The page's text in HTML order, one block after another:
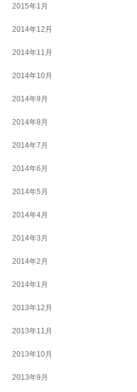
2015年1月
2014年12月
2014年11月
2014年10月
2014年9月
2014年8月
2014年7月
2014年6月
2014年5月
2014年4月
2014年3月
2014年2月
2014年1月
2013年12月
2013年11月
2013年10月
2013年9月